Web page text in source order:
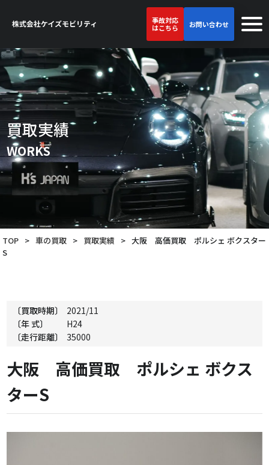
事故対応
はこちら
お問い合わせ
買取実績
WORKS
TOP > 車の買取 > 買取実績 > 大阪 高価買取 ポルシェ ボクスター
S
〔買取時期〕
2021/11
〔年 式〕
H24
〔走行距離〕
35000
大阪 高価買取 ポルシェ ボクス
ターS